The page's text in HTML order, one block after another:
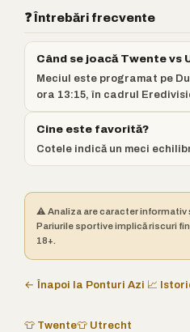
❓ Întrebări frecvente
Când se joacă Twente vs
Meciul este programat pe
ora 13:15, în cadrul
Cine este favorită?
Cotele indică un meci
⚠️ Analiza are caracter informativ
Pariurile sportive implică riscuri
18+.
← Înapoi la Ponturi Azi 📈
👕 Twente👕 Utrecht